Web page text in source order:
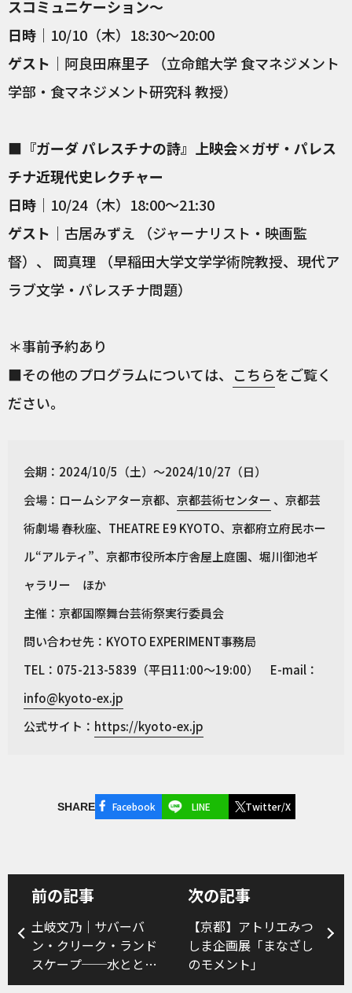
スコミュニケーション～
日時 ｜10/10（木）18:30〜20:00
ゲスト ｜阿良田麻里子 （立命館大学 食マネジメント
学部・食マネジメント研究科 教授）
■『ガーダ パレスチナの詩』上映会×ガザ・パレス
チナ近現代史レクチャー
日時 ｜10/24（木）18:00〜21:30
ゲスト ｜古居みずえ （ジャーナリスト・映画監
督）、 岡真理 （早稲田大学文学学術院教授、現代ア
ラブ文学・パレスチナ問題）
＊事前予約あり
■その他のプログラムについては、 こちらをご覧く
ださい。
会期：2024/10/5（土）〜2024/10/27（日）
会場：ロームシアター京都、 京都芸術センター 、京都芸
術劇場 春秋座、THEATRE E9 KYOTO、京都府立府民ホー
ル“アルティ”、京都市役所本庁舎屋上庭園、堀川御池ギ
ャラリー ほか
主催：京都国際舞台芸術祭実行委員会
問い合わせ先：KYOTO EXPERIMENT事務局
TEL：075-213-5839（平日11:00～19:00） E-mail：
info@kyoto-ex.jp
公式サイト： https://kyoto-ex.jp
SHARE Facebook LINE Twitter/X
前の記事
土岐文乃｜サバーバ
ン・クリーク・ランド
スケープ──水ととも
に暮らす都市、オース
次の記事
【京都】アトリエみつ
しま企画展「まなざし
のモメント」